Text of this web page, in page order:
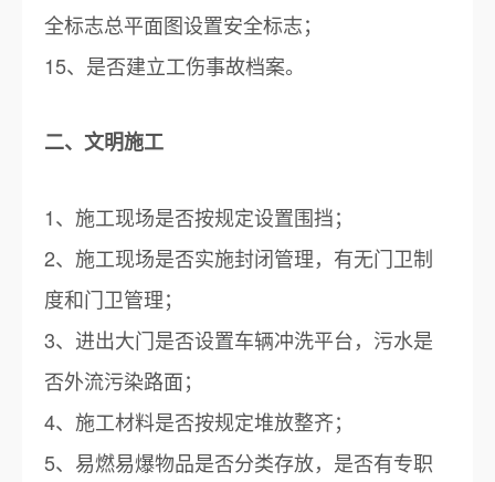
全标志总平面图设置安全标志；
15、是否建立工伤事故档案。
二、文明施工
1、施工现场是否按规定设置围挡；
2、施工现场是否实施封闭管理，有无门卫制
度和门卫管理；
3、进出大门是否设置车辆冲洗平台，污水是
否外流污染路面；
4、施工材料是否按规定堆放整齐；
5、易燃易爆物品是否分类存放，是否有专职